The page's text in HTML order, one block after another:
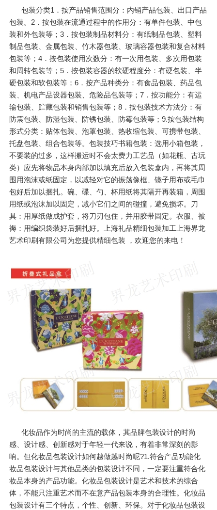
包装分类1．按产品销售范围分：内销产品包装、出口产品
包装。2．按包装在流通过程中的作用分：有单件包装、中包
装和外包装等；3．按包装制品材料分：有纸制品包装、塑料
制品包装、金属包装、竹木器包装、玻璃容器包装和复合材料
包装等；4．按包装使用次数分：有一次用包装、多次用包装
和周转包装等；5．按包装容器的软硬程度分：有硬包装、半
硬包装和软包装等；6．按产品种类分：有食品包装、药品包
装、机电产品设器包装、危险品包装等；7．按功能分：有运
输包装、贮藏包装和销售包装等；8．按包装技术方法分：有
防震包装、防湿包装、防锈包装、防霉包装等；9.按包装结构
形式分类：贴体包装、泡罩包装、热收缩包装、可携带包装、
托盘包装、组合包装等。包装技巧书籍包装：选用小箱包装，
不要装的过多，这样搬运时不会太费力工艺品（如花瓶、古玩
类）应先将物品本身内部加以填充后放入包装盒内，再将其周
围用泡沫或纸固定，以减轻对它的振荡像框、镜子用布或毛巾
包好后加以捆扎。碗、碟、勺、杯用纸将其隔开再装箱，周围
用纸或泡沫加以固定，减小它们之间的碰撞，避免损坏。刀
具：用厚纸做成护套，将刀刃包住，并用胶带固定。衣服、被
褥：用编织袋装好后捆扎好。上海礼品精细包装加工上海界龙
艺术印刷有限公司为您提供精细包装 ，欢迎您的来电！
化妆品作为时尚的主流的载体，其品牌包装设计的时尚
感、设计感、创新感对于年轻一代来说，有着非常深刻的影
响。但化妆品包装设计如何越做越时尚呢?1.符合产品功能化
妆品包装设计与其他品类的包装设计不同，一定要注重符合化
妆品本身的产品功能。化妆品包装设计是艺术和技术的综合
体，不能只注重艺术而不在意产品包装本身的合理性。化妆品
包装设计有三个特点，个性、创新、环保。对于化妆品包装设